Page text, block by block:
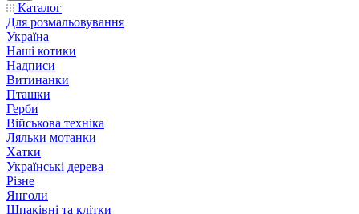
Каталог
Для розмальовування
Україна
Наші котики
Надписи
Витинанки
Пташки
Герби
Військова техніка
Ляльки мотанки
Хатки
Українські дерева
Різне
Янголи
Шпаківні та клітки